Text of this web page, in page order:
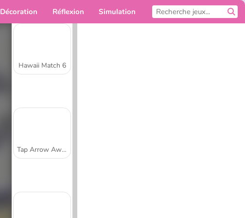
Décoration Réflexion Simulation
Hawaii Match 6
Tap Arrow Away